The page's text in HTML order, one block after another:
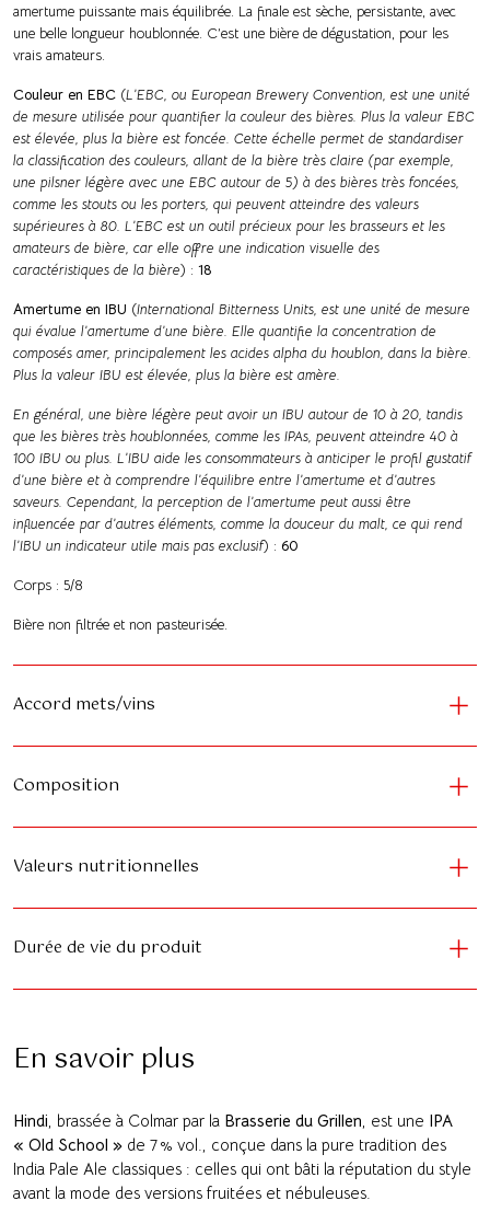
amertume puissante mais équilibrée. La finale est sèche, persistante, avec
une belle longueur houblonnée. C’est une bière de dégustation, pour les
vrais amateurs.
Couleur en EBC (L’EBC, ou European Brewery Convention, est une unité
de mesure utilisée pour quantifier la couleur des bières. Plus la valeur EBC
est élevée, plus la bière est foncée. Cette échelle permet de standardiser
la classification des couleurs, allant de la bière très claire (par exemple,
une pilsner légère avec une EBC autour de 5) à des bières très foncées,
comme les stouts ou les porters, qui peuvent atteindre des valeurs
supérieures à 80. L’EBC est un outil précieux pour les brasseurs et les
amateurs de bière, car elle offre une indication visuelle des
caractéristiques de la bière) : 18
Amertume en IBU (International Bitterness Units, est une unité de mesure
qui évalue l’amertume d’une bière. Elle quantifie la concentration de
composés amer, principalement les acides alpha du houblon, dans la bière.
Plus la valeur IBU est élevée, plus la bière est amère.
En général, une bière légère peut avoir un IBU autour de 10 à 20, tandis
que les bières très houblonnées, comme les IPAs, peuvent atteindre 40 à
100 IBU ou plus. L’IBU aide les consommateurs à anticiper le profil gustatif
d’une bière et à comprendre l’équilibre entre l’amertume et d’autres
saveurs. Cependant, la perception de l’amertume peut aussi être
influencée par d’autres éléments, comme la douceur du malt, ce qui rend
l’IBU un indicateur utile mais pas exclusif) : 60
Corps : 5/8
Bière non filtrée et non pasteurisée.
Accord mets/vins
Composition
Valeurs nutritionnelles
Durée de vie du produit
En savoir plus
Hindi , brassée à Colmar par la Brasserie du Grillen , est une IPA
« Old School » de 7 % vol., conçue dans la pure tradition des
India Pale Ale classiques : celles qui ont bâti la réputation du style
avant la mode des versions fruitées et nébuleuses.